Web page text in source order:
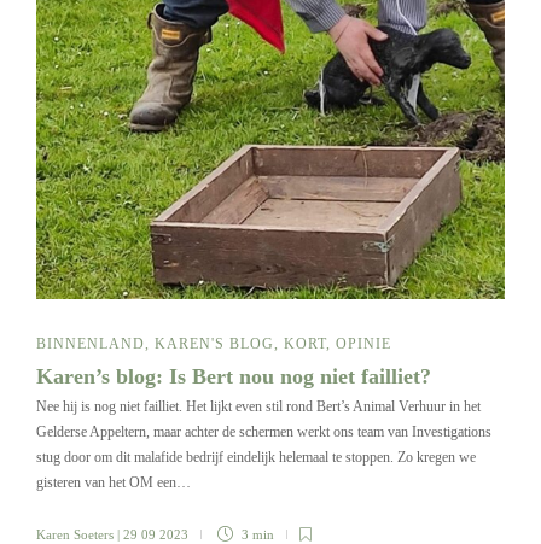
BINNENLAND, KAREN'S BLOG, KORT, OPINIE
Karen’s blog: Is Bert nou nog niet failliet?
Nee hij is nog niet failliet. Het lijkt even stil rond Bert’s Animal Verhuur in het
Gelderse Appeltern, maar achter de schermen werkt ons team van Investigations
stug door om dit malafide bedrijf eindelijk helemaal te stoppen. Zo kregen we
gisteren van het OM een…
Karen Soeters | 29 09 2023 3 min